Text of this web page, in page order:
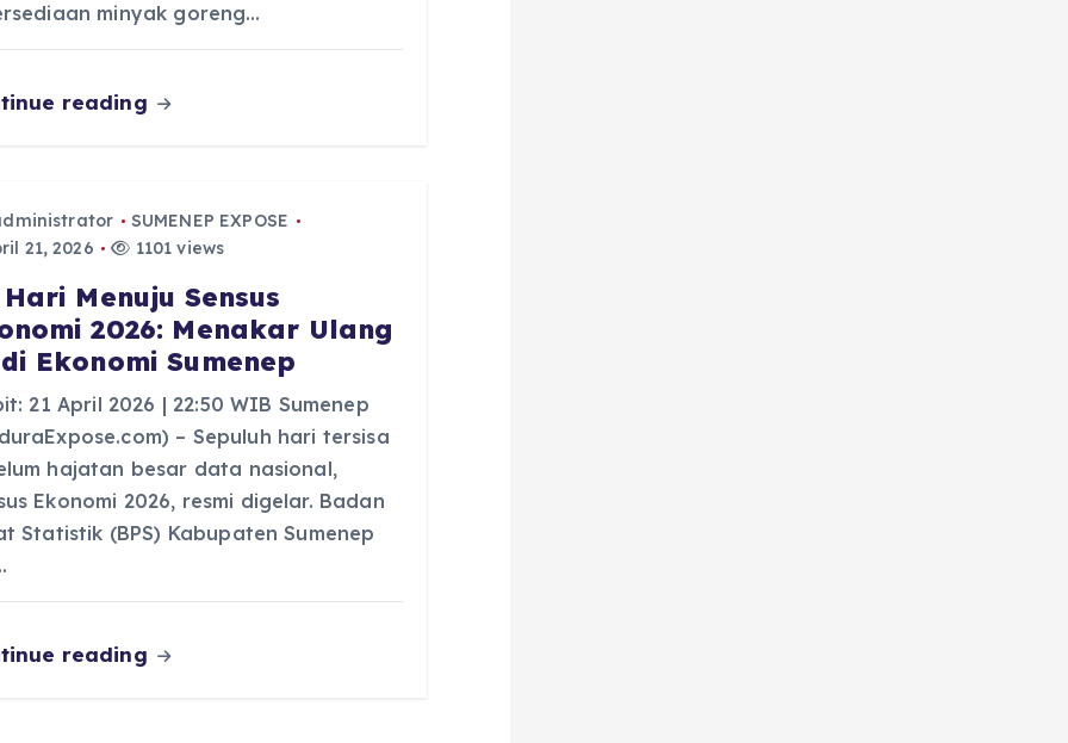
minyak goreng…
reading
SUMENEP EXPOSE
21, 2026
1101 views
Menuju Sensus
2026: Menakar Ulang
Ekonomi Sumenep
21 April 2026 | 22:50 WIB Sumenep
– Sepuluh hari tersisa
hajatan besar data nasional,
Ekonomi 2026, resmi digelar. Badan
Statistik (BPS) Kabupaten Sumenep
reading